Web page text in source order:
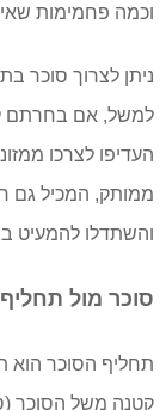
וכמה פחמימות
ניתן לצרוך סוכר
למשל, אם בחרתם
העדיפו לצרכו
ממותק, המכיל גם
והשתדלו להמעיט
סוכר מול
תחליף הסוכר הוא
קטנה משל הסוכר (